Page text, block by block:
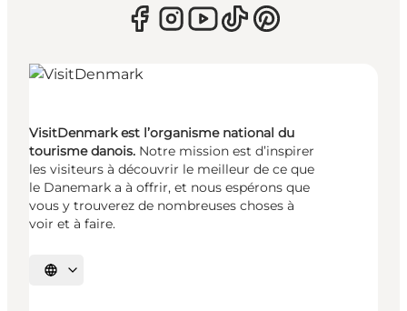
VisitDenmark est l’organisme national du
tourisme danois. Notre mission est d’inspirer
les visiteurs à découvrir le meilleur de ce que
le Danemark a à offrir, et nous espérons que
vous y trouverez de nombreuses choses à
voir et à faire.
Choisissez la langue